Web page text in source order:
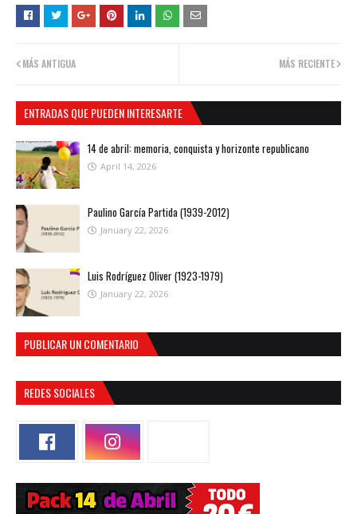
MÁS RECIENTE
MÁS ANTIGUA
ENTRADAS QUE PUEDEN INTERESARTE
14 de abril: memoria, conquista y horizonte republicano
April 14, 2026
Paulino García Partida (1939-2012)
January 22, 2026
Luis Rodríguez Oliver (1923-1979)
January 22, 2026
PUBLICAR UN COMENTARIO
REDES SOCIALES